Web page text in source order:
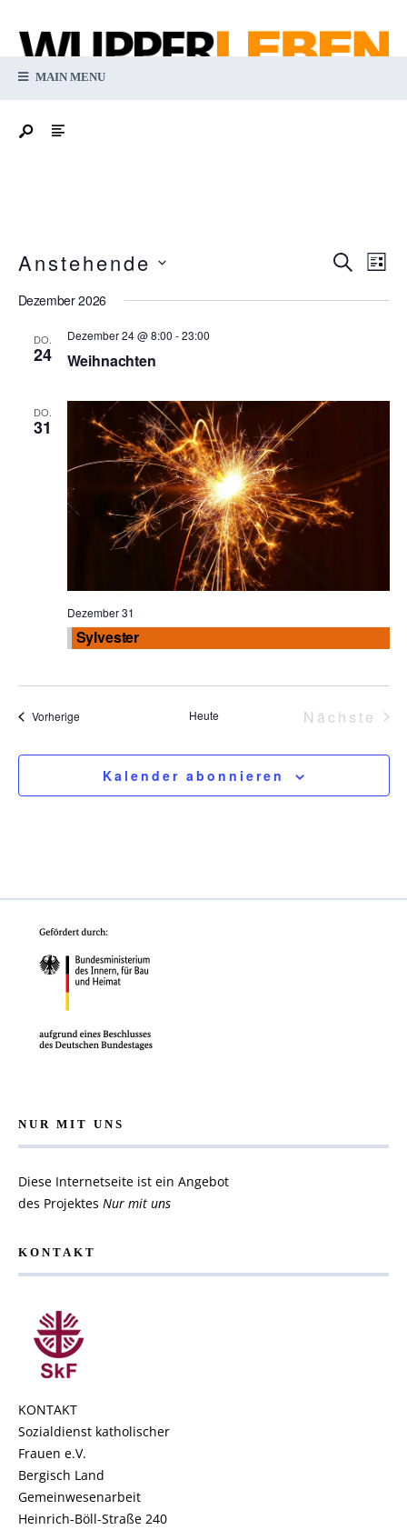
MAIN MENU
Suche
Suche
Anstehende
Dezember 2026
DO.
24
Dezember 24 @ 8:00 -23:00
Weihnachten
DO.
31
Dezember 31
Sylvester
VorherigeVeranstaltungen Heute Nächste
Kalender abonnieren
NUR MIT UNS
Diese Internetseite ist ein Angebot
des Projektes Nur mit uns
KONTAKT
KONTAKT
Sozialdienst katholischer
Frauen e.V.
Bergisch Land
Gemeinwesenarbeit
Heinrich-Böll-Straße 240